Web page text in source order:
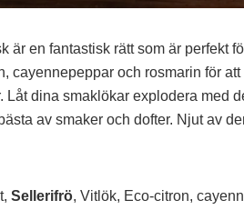
är en fantastisk rätt som är perfekt
cayennepeppar och rosmarin för
Låt dina smaklökar explodera med
av smaker och dofter. Njut av
Sellerifrö, Vitlök, Eco-citron,